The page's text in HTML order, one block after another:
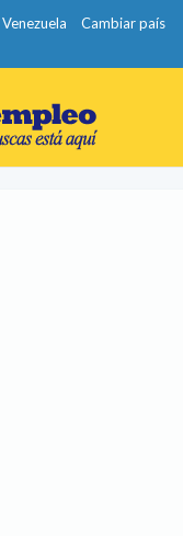
Venezuela Cambiar país